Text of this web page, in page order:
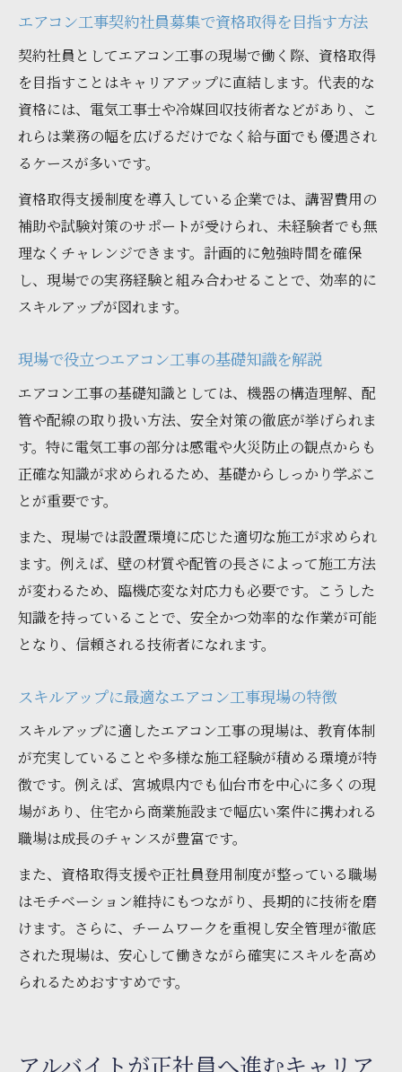
エアコン工事契約社員募集で資格取得を目指す方法
契約社員としてエアコン工事の現場で働く際、資格取得
を目指すことはキャリアアップに直結します。代表的な
資格には、電気工事士や冷媒回収技術者などがあり、こ
れらは業務の幅を広げるだけでなく給与面でも優遇され
るケースが多いです。
資格取得支援制度を導入している企業では、講習費用の
補助や試験対策のサポートが受けられ、未経験者でも無
理なくチャレンジできます。計画的に勉強時間を確保
し、現場での実務経験と組み合わせることで、効率的に
スキルアップが図れます。
現場で役立つエアコン工事の基礎知識を解説
エアコン工事の基礎知識としては、機器の構造理解、配
管や配線の取り扱い方法、安全対策の徹底が挙げられま
す。特に電気工事の部分は感電や火災防止の観点からも
正確な知識が求められるため、基礎からしっかり学ぶこ
とが重要です。
また、現場では設置環境に応じた適切な施工が求められ
ます。例えば、壁の材質や配管の長さによって施工方法
が変わるため、臨機応変な対応力も必要です。こうした
知識を持っていることで、安全かつ効率的な作業が可能
となり、信頼される技術者になれます。
スキルアップに最適なエアコン工事現場の特徴
スキルアップに適したエアコン工事の現場は、教育体制
が充実していることや多様な施工経験が積める環境が特
徴です。例えば、宮城県内でも仙台市を中心に多くの現
場があり、住宅から商業施設まで幅広い案件に携われる
職場は成長のチャンスが豊富です。
また、資格取得支援や正社員登用制度が整っている職場
はモチベーション維持にもつながり、長期的に技術を磨
けます。さらに、チームワークを重視し安全管理が徹底
された現場は、安心して働きながら確実にスキルを高め
られるためおすすめです。
アルバイトが正社員へ進むキャリア